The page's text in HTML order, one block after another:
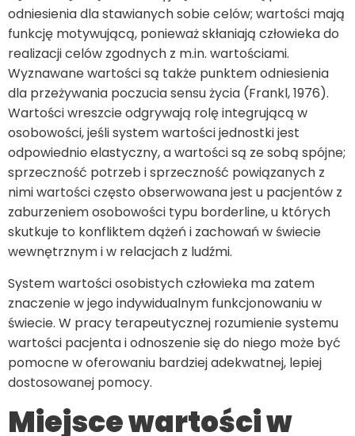
odniesienia dla stawianych sobie celów; wartości mają
funkcję motywującą, ponieważ skłaniają człowieka do
realizacji celów zgodnych z m.in. wartościami.
Wyznawane wartości są także punktem odniesienia
dla przeżywania poczucia sensu życia (Frankl, 1976).
Wartości wreszcie odgrywają rolę integrującą w
osobowości, jeśli system wartości jednostki jest
odpowiednio elastyczny, a wartości są ze sobą spójne;
sprzeczność potrzeb i sprzeczność powiązanych z
nimi wartości często obserwowana jest u pacjentów z
zaburzeniem osobowości typu borderline, u których
skutkuje to konfliktem dążeń i zachowań w świecie
wewnętrznym i w relacjach z ludźmi.
System wartości osobistych człowieka ma zatem
znaczenie w jego indywidualnym funkcjonowaniu w
świecie. W pracy terapeutycznej rozumienie systemu
wartości pacjenta i odnoszenie się do niego może być
pomocne w oferowaniu bardziej adekwatnej, lepiej
dostosowanej pomocy.
Miejsce wartości w